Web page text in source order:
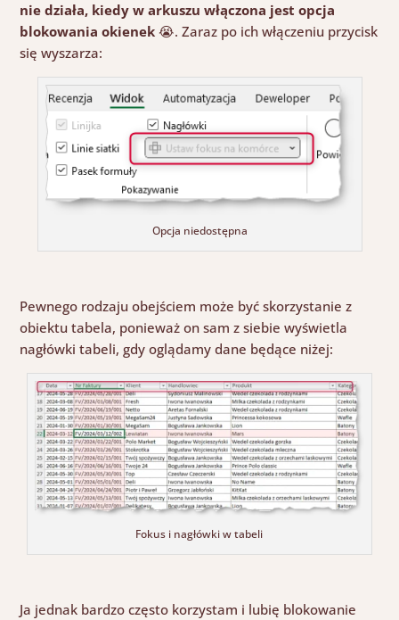
nie działa, kiedy w arkuszu włączona jest opcja
blokowania okienek 😭. Zaraz po ich włączeniu przycisk
się wyszarza:
Opcja niedostępna
Pewnego rodzaju obejściem może być skorzystanie z
obiektu tabela, ponieważ on sam z siebiewyświetla
nagłówki tabeli, gdy oglądamy dane będące niżej:
Fokus i nagłówki w tabeli
Ja jednak bardzo często korzystam i lubię blokowanie